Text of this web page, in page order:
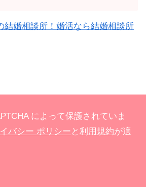
結婚相談所！婚活なら結婚相談所
によって保護されていま
バシー ポリシー と 利用規約が適